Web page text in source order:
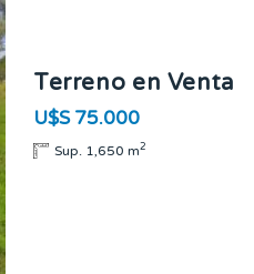
Terreno en Venta
U$S 75.000
Sup. 1,650 m2